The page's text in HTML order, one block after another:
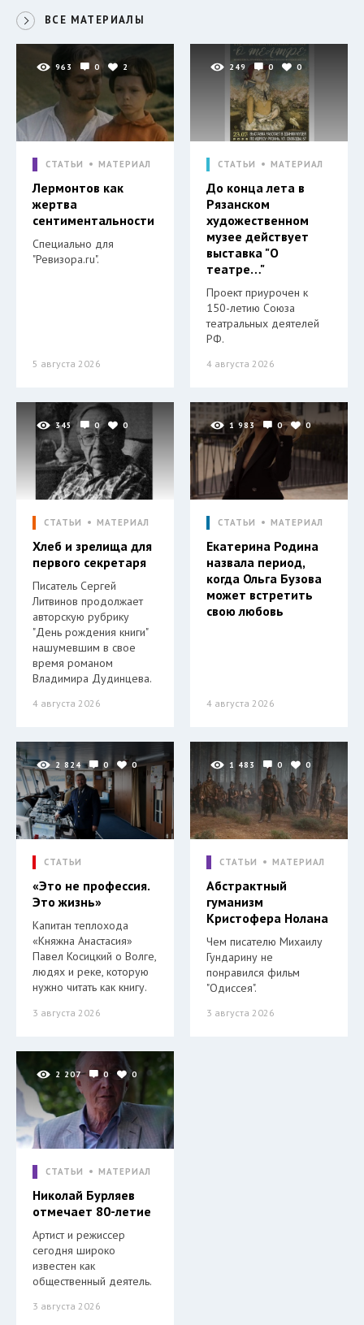
ВСЕ МАТЕРИАЛЫ
963 0 2
СТАТЬИ МАТЕРИАЛ
Лермонтов как
жертва
сентиментальности
Специально для
"Ревизора.ru".
5 августа 2026
249 0 0
СТАТЬИ МАТЕРИАЛ
До конца лета в
Рязанском
художественном
музее действует
выставка "О
театре…"
Проект приурочен к
150-летию Союза
театральных деятелей
РФ.
4 августа 2026
345 0 0
СТАТЬИ МАТЕРИАЛ
Хлеб и зрелища для
первого секретаря
Писатель Сергей
Литвинов продолжает
авторскую рубрику
"День рождения книги"
нашумевшим в свое
время романом
Владимира Дудинцева.
4 августа 2026
1 983 0 0
СТАТЬИ МАТЕРИАЛ
Екатерина Родина
назвала период,
когда Ольга Бузова
может встретить
свою любовь
4 августа 2026
2 824 0 0
СТАТЬИ
«Это не профессия.
Это жизнь»
Капитан теплохода
«Княжна Анастасия»
Павел Косицкий о Волге,
людях и реке, которую
нужно читать как книгу.
3 августа 2026
1 483 0 0
СТАТЬИ МАТЕРИАЛ
Абстрактный
гуманизм
Кристофера Нолана
Чем писателю Михаилу
Гундарину не
понравился фильм
"Одиссея".
3 августа 2026
2 207 0 0
СТАТЬИ МАТЕРИАЛ
Николай Бурляев
отмечает 80-летие
Артист и режиссер
сегодня широко
известен как
общественный деятель.
3 августа 2026